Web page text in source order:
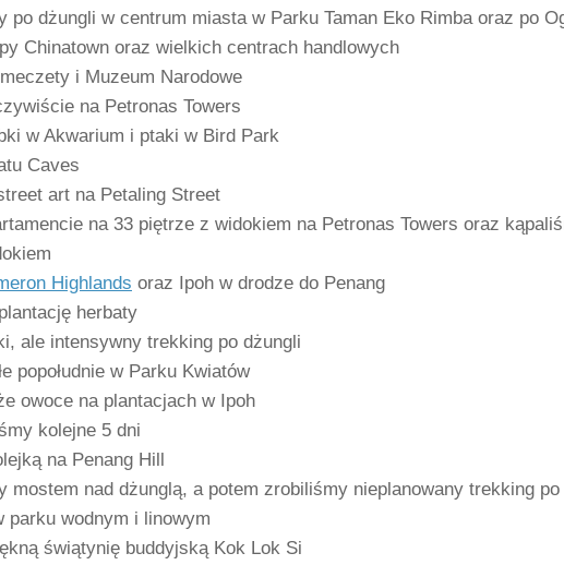
po dżungli w centrum miasta w Parku Taman Eko Rimba oraz po
Chinatown oraz wielkich centrach handlowych
i Muzeum Narodowe
na Petronas Towers
w Akwarium i ptaki w Bird Park
Caves
art na Petaling Street
na 33 piętrze z widokiem na Petronas Towers oraz
Highlands oraz Ipoh w drodze do Penang
herbaty
ale intensywny trekking po dżungli
popołudnie w Parku Kwiatów
owoce na plantacjach w Ipoh
kolejne 5 dni
na Penang Hill
mostem nad dżunglą, a potem zrobiliśmy nieplanowany trekking po
parku wodnym i linowym
świątynię buddyjską Kok Lok Si